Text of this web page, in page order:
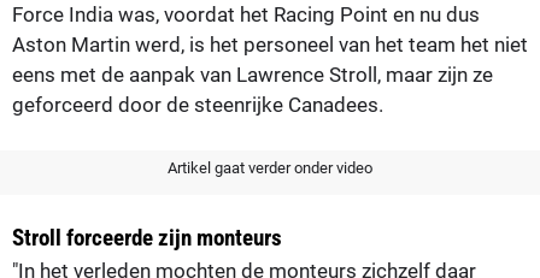
Force India was, voordat het Racing Point en nu dus
Aston Martin werd, is het personeel van het team het niet
eens met de aanpak van Lawrence Stroll, maar zijn ze
geforceerd door de steenrijke Canadees.
Artikel gaat verder onder video
Stroll forceerde zijn monteurs
"In het verleden mochten de monteurs zichzelf daar